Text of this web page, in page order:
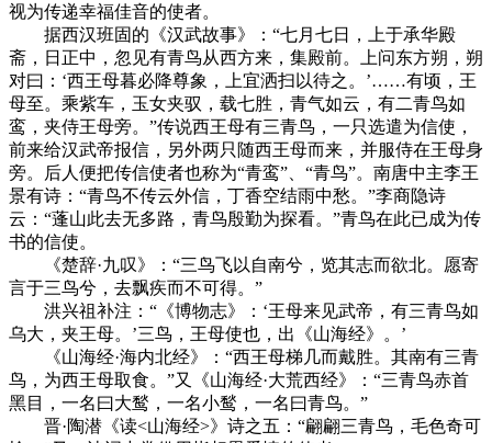
视为传递幸福佳音的使者。
据西汉班固的《汉武故事》：“七月七日，上于承华殿
斋，日正中，忽见有青鸟从西方来，集殿前。上问东方朔，朔
对曰：‘西王母暮必降尊象，上宜洒扫以待之。’……有顷，王
母至。乘紫车，玉女夹驭，载七胜，青气如云，有二青鸟如
鸾，夹侍王母旁。”传说西王母有三青鸟，一只选遣为信使，
前来给汉武帝报信，另外两只随西王母而来，并服侍在王母身
旁。后人便把传信使者也称为“青鸾”、“青鸟”。南唐中主李王
景有诗：“青鸟不传云外信，丁香空结雨中愁。”李商隐诗
云：“蓬山此去无多路，青鸟殷勤为探看。”青鸟在此已成为传
书的信使。
《楚辞·九叹》：“三鸟飞以自南兮，览其志而欲北。愿寄
言于三鸟兮，去飘疾而不可得。”
洪兴祖补注：“《博物志》：‘王母来见武帝，有三青鸟如
乌大，夹王母。’三鸟，王母使也，出《山海经》。’
《山海经·海内北经》：“西王母梯几而戴胜。其南有三青
鸟，为西王母取食。”又《山海经·大荒西经》：“三青鸟赤首
黑目，一名曰大鹙，一名小鹙，一名曰青鸟。”
晋·陶潜《读<山海经>》诗之五：“翩翩三青鸟，毛色奇可